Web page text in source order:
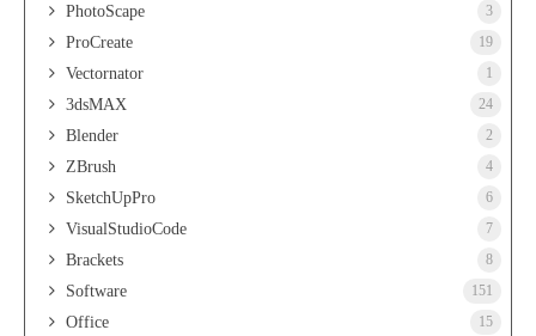
PhotoScape 3
ProCreate 19
Vectornator 1
3dsMAX 24
Blender 2
ZBrush 4
SketchUpPro 6
VisualStudioCode 7
Brackets 8
Software 151
Office 15